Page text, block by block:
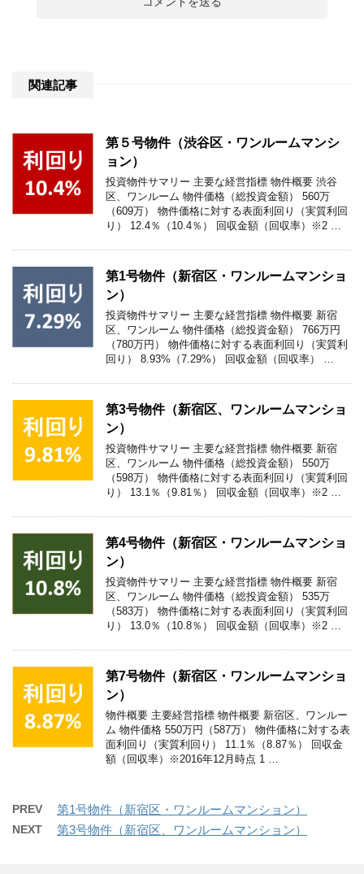
関連記事
第５号物件（渋谷区・ワンルームマンシ
ョン）
投資物件サマリー 主要な経営指標 物件概要 渋谷
区、ワンルーム 物件価格（総投資金額） 560万
（609万） 物件価格に対する表面利回り（実質利回
り） 12.4％（10.4％） 回収金額（回収率）※2 …
第1号物件（新宿区・ワンルームマンショ
ン）
投資物件サマリー 主要な経営指標 物件概要 新宿
区、ワンルーム 物件価格（総投資金額） 766万円
（780万円） 物件価格に対する表面利回り（実質利
回り） 8.93%（7.29%） 回収金額（回収率） …
第3号物件（新宿区、ワンルームマンショ
ン）
投資物件サマリー 主要な経営指標 物件概要 新宿
区、ワンルーム 物件価格（総投資金額） 550万
（598万） 物件価格に対する表面利回り（実質利回
り） 13.1％（9.81％） 回収金額（回収率）※2 …
第4号物件（新宿区・ワンルームマンショ
ン）
投資物件サマリー 主要な経営指標 物件概要 新宿
区、ワンルーム 物件価格（総投資金額） 535万
（583万） 物件価格に対する表面利回り（実質利回
り） 13.0％（10.8％） 回収金額（回収率）※2 …
第7号物件（新宿区・ワンルームマンショ
ン）
物件概要 主要経営指標 物件概要 新宿区、ワンルー
ム 物件価格 550万円（587万） 物件価格に対する表
面利回り（実質利回り） 11.1％（8.87％） 回収金
額（回収率）※2016年12月時点 1 …
PREV 第1号物件（新宿区・ワンルームマンション）
NEXT 第3号物件（新宿区、ワンルームマンション）